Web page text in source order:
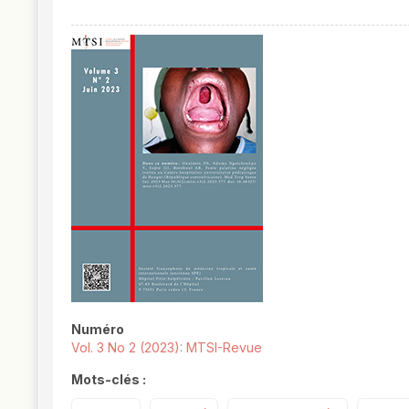
Numéro
Vol. 3 No 2 (2023): MTSI-Revue
Mots-clés :